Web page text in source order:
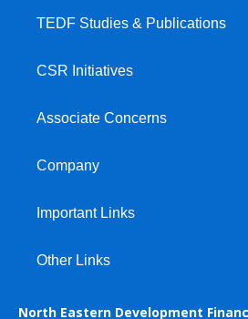
TEDF Studies & Publications
CSR Initiatives
Associate Concerns
Company
Important Links
Other Links
North Eastern Development